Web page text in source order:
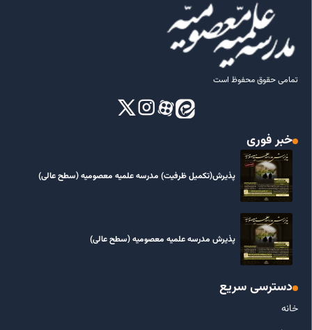
تمامی حقوق محفوظ است
خبر فوری
پذیرش(تکمیل ظرفیت) مدرسه علمیه معصومیه‌ (سطح عالی)
پذیرش مدرسه علمیه معصومیه‌ (سطح عالی)
دسترسی سریع
خانه